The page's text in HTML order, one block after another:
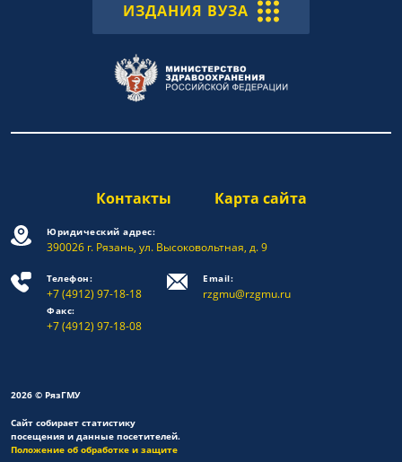
ИЗДАНИЯ ВУЗА
Контакты Карта сайта
Юридический адрес:
390026 г. Рязань, ул. Высоковольтная, д. 9
Телефон:
+7 (4912) 97-18-18
Факс:
+7 (4912) 97-18-08
Email:
rzgmu@rzgmu.ru
2026 © РязГМУ
Сайт собирает статистику
посещения и данные посетителей.
Положение об обработке и защите